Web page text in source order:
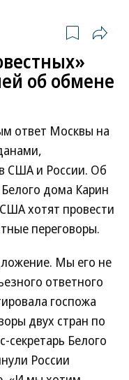
об обмене
ответ Москвы на
США и России. Об
Белого дома Карин
хотят провести
переговоры.
Мы его не
ответного
госпожа
двух стран по
секретарь Белого
России